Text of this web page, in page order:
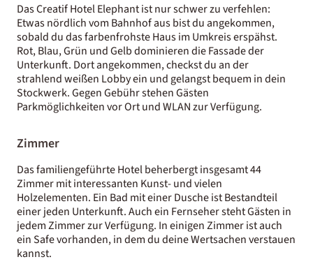
Das Creatif Hotel Elephant ist nur schwer zu verfehlen:
Etwas nördlich vom Bahnhof aus bist du angekommen,
sobald du das farbenfrohste Haus im Umkreis erspähst.
Rot, Blau, Grün und Gelb dominieren die Fassade der
Unterkunft. Dort angekommen, checkst du an der
strahlend weißen Lobby ein und gelangst bequem in dein
Stockwerk. Gegen Gebühr stehen Gästen
Parkmöglichkeiten vor Ort und WLAN zur Verfügung.
Zimmer
Das familiengeführte Hotel beherbergt insgesamt 44
Zimmer mit interessanten Kunst- und vielen
Holzelementen. Ein Bad mit einer Dusche ist Bestandteil
einer jeden Unterkunft. Auch ein Fernseher steht Gästen in
jedem Zimmer zur Verfügung. In einigen Zimmer ist auch
ein Safe vorhanden, in dem du deine Wertsachen verstauen
kannst.